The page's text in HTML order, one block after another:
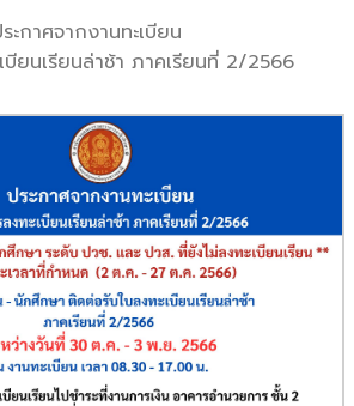
ะกาศจากงานทะเบียน
บียนเรียนล่าช้า ภาคเรียนที่ 2/2566